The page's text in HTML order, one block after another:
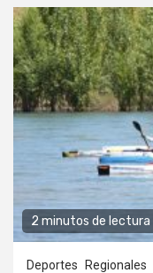
2 minutos de lectura
Deportes Regionales